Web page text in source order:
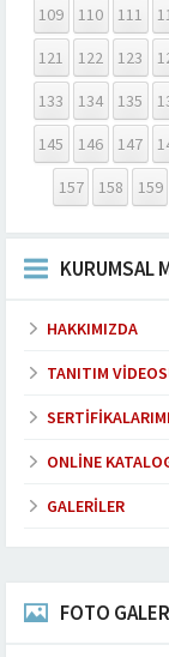
109
110 111
121
122 123
133
134 135
145
146 147
157
158 159
KURUMSAL
HAKKIMIZDA
TANITIM
ONLINE
GALERILER
FOTO